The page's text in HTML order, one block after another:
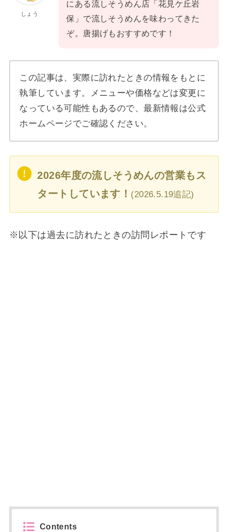
しょう
にある流しそうめん店「花見ケ丘岩
保」で流しそうめんを味わってきた
ぞ。唐揚げもおすすめです！
この記事は、実際に訪れたときの情報をもとに
執筆しています。メニューや価格などは変更に
なっている可能性もあるので、最新情報は公式
ホームページでご確認ください。
2026年度の流しそうめんの営業もス
タートしています！ (2026.5.19追記)
※以下は過去に訪れたときの訪問レポートです
Contents